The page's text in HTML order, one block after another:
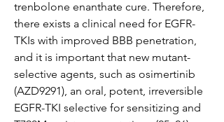
trenbolone enanthate cure. Therefore,
there exists a clinical need for EGFR-
TKIs with improved BBB penetration,
and it is important that new mutant-
selective agents, such as osimertinib
(AZD9291), an oral, potent, irreversible
EGFR-TKI selective for sensitizing and